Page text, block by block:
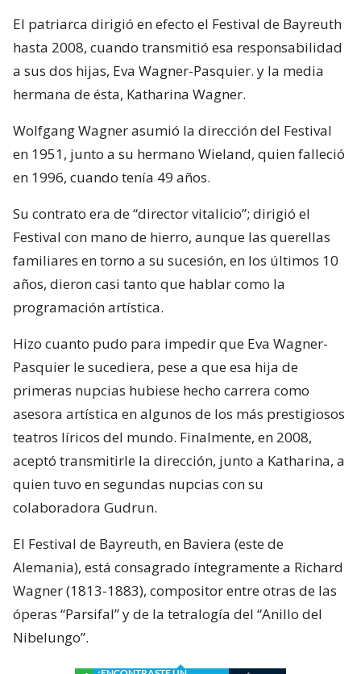
El patriarca dirigió en efecto el Festival de Bayreuth
hasta 2008, cuando transmitió esa responsabilidad
a sus dos hijas, Eva Wagner-Pasquier. y la media
hermana de ésta, Katharina Wagner.
Wolfgang Wagner asumió la dirección del Festival
en 1951, junto a su hermano Wieland, quien falleció
en 1996, cuando tenía 49 años.
Su contrato era de “director vitalicio”; dirigió el
Festival con mano de hierro, aunque las querellas
familiares en torno a su sucesión, en los últimos 10
años, dieron casi tanto que hablar como la
programación artística.
Hizo cuanto pudo para impedir que Eva Wagner-
Pasquier le sucediera, pese a que esa hija de
primeras nupcias hubiese hecho carrera como
asesora artística en algunos de los más prestigiosos
teatros líricos del mundo. Finalmente, en 2008,
aceptó transmitirle la dirección, junto a Katharina, a
quien tuvo en segundas nupcias con su
colaboradora Gudrun.
El Festival de Bayreuth, en Baviera (este de
Alemania), está consagrado íntegramente a Richard
Wagner (1813-1883), compositor entre otras de las
óperas “Parsifal” y de la tetralogía del “Anillo del
Nibelungo”.